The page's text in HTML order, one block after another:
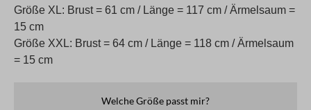
Größe XL: Brust = 61 cm / Länge = 117 cm / Ärmelsaum =
15 cm
Größe XXL: Brust = 64 cm / Länge = 118 cm / Ärmelsaum
= 15 cm
Welche Größe passt mir?